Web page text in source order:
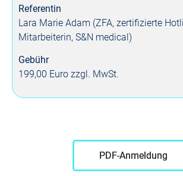
Referentin
Lara Marie Adam (ZFA, zertifizierte
Mitarbeiterin, S&N medical)
Gebühr
199,00 Euro zzgl. MwSt.
PDF-Anmeldung